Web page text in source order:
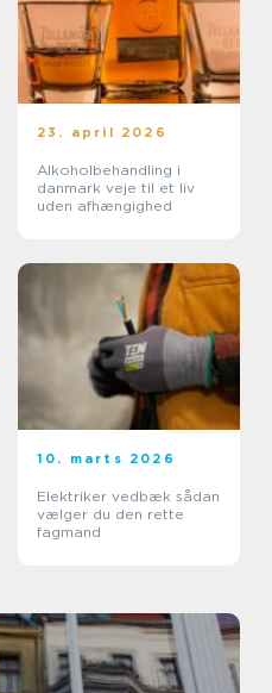
23. april 2026
Alkoholbehandling i
danmark veje til et liv
uden afhængighed
10. marts 2026
Elektriker vedbæk sådan
vælger du den rette
fagmand